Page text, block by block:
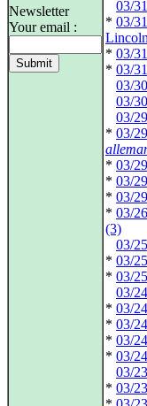
Newsletter
Your email :
03/
* 03/
* 03/
* 03/
03/
03/
03/
* 03/
* 03/
* 03/
* 03/
* 03/
(3)
03/
* 03/
* 03/
03/
* 03/
* 03/
* 03/
* 03/
03/
* 03/